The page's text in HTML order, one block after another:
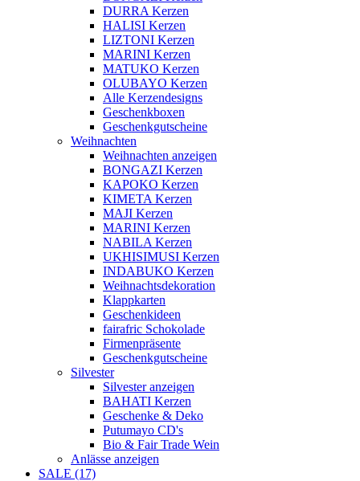
DURRA Kerzen
HALISI Kerzen
LIZTONI Kerzen
MARINI Kerzen
MATUKO Kerzen
OLUBAYO Kerzen
Alle Kerzendesigns
Geschenkboxen
Geschenkgutscheine
Weihnachten
Weihnachten anzeigen
BONGAZI Kerzen
KAPOKO Kerzen
KIMETA Kerzen
MAJI Kerzen
MARINI Kerzen
NABILA Kerzen
UKHISIMUSI Kerzen
INDABUKO Kerzen
Weihnachtsdekoration
Klappkarten
Geschenkideen
fairafric Schokolade
Firmenpräsente
Geschenkgutscheine
Silvester
Silvester anzeigen
BAHATI Kerzen
Geschenke & Deko
Putumayo CD's
Bio & Fair Trade Wein
Anlässe anzeigen
SALE (17)